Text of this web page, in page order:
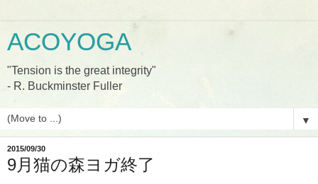
ACOYOGA
"Tension is the great integrity"
- R. Buckminster Fuller
▼
2015/09/30
9月猫の森ヨガ終了